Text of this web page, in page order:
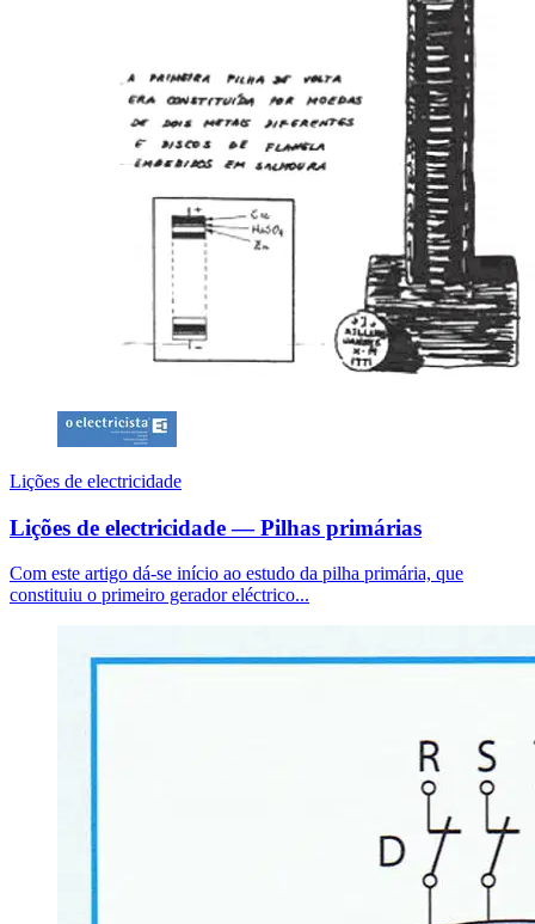
Lições de electricidade
Lições de electricidade — Pilhas primárias
Com este artigo dá-se início ao estudo da pilha primária, que
constituiu o primeiro gerador eléctrico...